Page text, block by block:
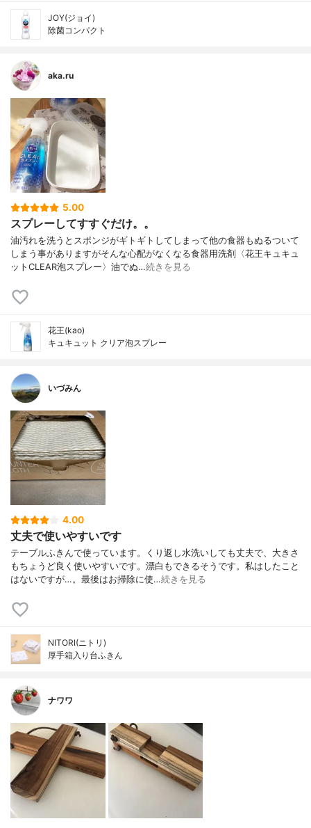
JOY(ジョイ)
除菌コンパクト
aka.ru
5.00
スプレーしてすすぐだけ。。
油汚れを洗うとスポンジがギトギトしてしまって他の食器もぬるついて
しまう事がありますがそんな心配がなくなる食器用洗剤〈花王キュキュ
ットCLEAR泡スプレー〉油でぬ…続きを見る
花王(kao)
キュキュット クリア泡スプレー
いづみん
4.00
丈夫で使いやすいです
テーブルふきんで使っています。くり返し水洗いしても丈夫で、大きさ
もちょうど良く使いやすいです。漂白もできるそうです。私はしたこと
はないですが…。最後はお掃除に使…続きを見る
NITORI(ニトリ)
厚手箱入り台ふきん
ナワワ